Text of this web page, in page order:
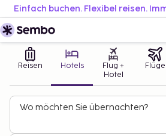
Einfach buchen. Flexibel reisen.
Reisen Hotels
Flug +
Hotel
Flüge
Wo möchten Sie übernachten?